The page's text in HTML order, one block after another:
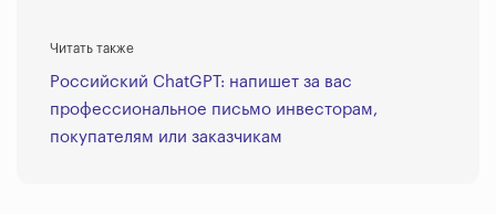
Читать также
Российский ChatGPT: напишет за вас
профессиональное письмо инвесторам,
покупателям или заказчикам